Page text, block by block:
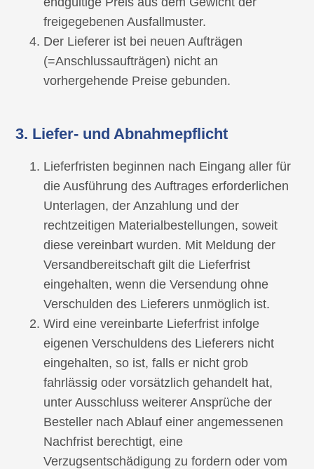
freigegebenen Ausfallmuster.
Der Lieferer ist bei neuen Aufträgen
(=Anschlussaufträgen) nicht an
vorhergehende Preise gebunden.
3. Liefer- und Abnahmepflicht
Lieferfristen beginnen nach Eingang aller für
die Ausführung des Auftrages erforderlichen
Unterlagen, der Anzahlung und der
rechtzeitigen Materialbestellungen, soweit
diese vereinbart wurden. Mit Meldung der
Versandbereitschaft gilt die Lieferfrist
eingehalten, wenn die Versendung ohne
Verschulden des Lieferers unmöglich ist.
Wird eine vereinbarte Lieferfrist infolge
eigenen Verschuldens des Lieferers nicht
eingehalten, so ist, falls er nicht grob
fahrlässig oder vorsätzlich gehandelt hat,
unter Ausschluss weiterer Ansprüche der
Besteller nach Ablauf einer angemessenen
Nachfrist berechtigt, eine
Verzugsentschädigung zu fordern oder vom